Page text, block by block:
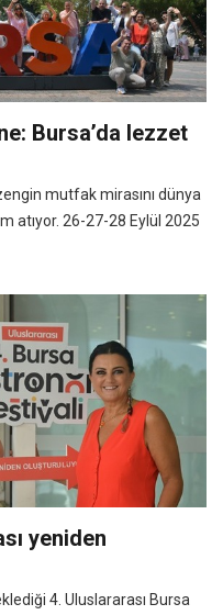
Bursa’da lezzet
mutfak mirasını dünya
atıyor. 26-27-28 Eylül 2025
yeniden
4. Uluslararası Bursa